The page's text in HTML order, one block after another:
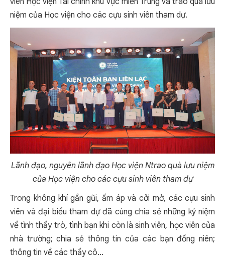
niệm của Học viện cho các cựu sinh viên tham dự.
Lãnh đạo, nguyên lãnh đạo Học viện Ntrao quà lưu niệm
của Học viện cho các cựu sinh viên tham dự
Trong không khí gần gũi, ấm áp và cởi mở, các cựu sinh
viên và đại biểu tham dự đã cùng chia sẻ những kỷ niệm
về tình thầy trò, tình bạn khi còn là sinh viên, học viên của
nhà trường; chia sẻ thông tin của các bạn đồng niên;
thông tin về các thầy cô...